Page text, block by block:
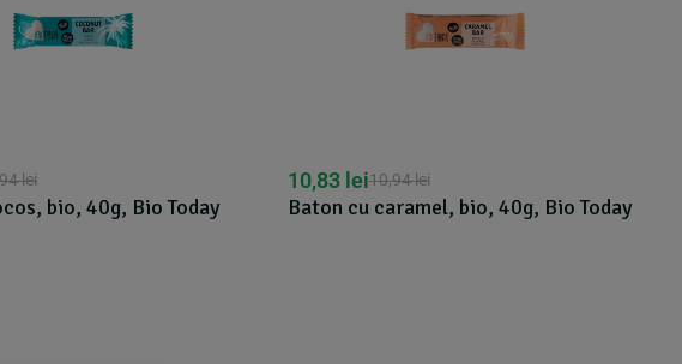
Baton cu caramel, bio, 40g, Bio Today
10,83
Baton cu ovaz si arahide fara
11,50